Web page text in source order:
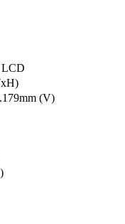
LCD
(V)